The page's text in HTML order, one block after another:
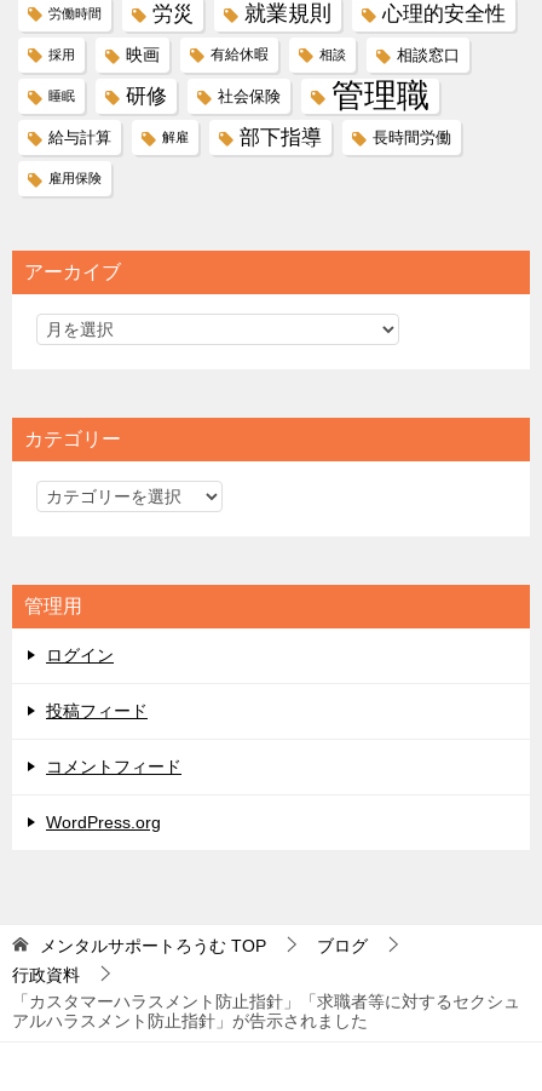
労働時間 労災 就業規則 心理的安全性
採用 映画 有給休暇 相談 相談窓口
睡眠 研修 社会保険 管理職
給与計算 解雇 部下指導 長時間労働
雇用保険
アーカイブ
カテゴリー
カ
リ
ー
管理用
ログイン
投稿フィード
コメントフィード
WordPress.org
メンタルサポートろうむ TOP
ブログ
行政資料
「カスタマーハラスメント防止指針」「求職者等に対するセクシュ
アルハラスメント防止指針」が告示されました